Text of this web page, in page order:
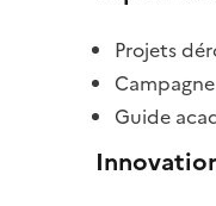
Projets
Guide